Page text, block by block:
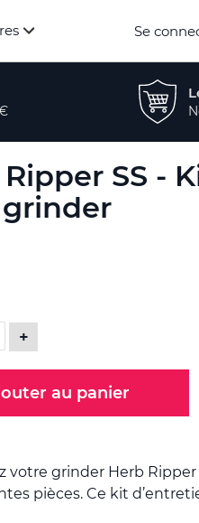
Se
SS -
+
au panier
votre grinder Herb
pièces. Ce kit